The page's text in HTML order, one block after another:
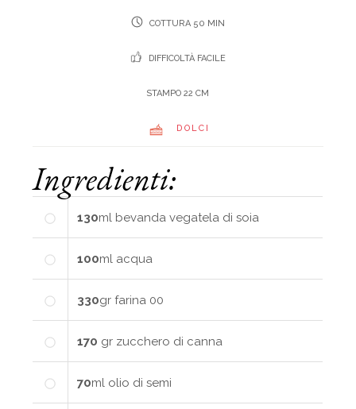
COTTURA 50 MIN
DIFFICOLTÀ FACILE
STAMPO 22 CM
DOLCI
Ingredienti:
130ml bevanda vegatela di soia
100ml acqua
330gr farina 00
170 gr zucchero di canna
70ml olio di semi